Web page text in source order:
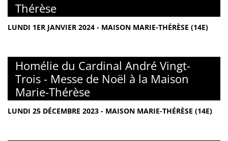
Thérèse
LUNDI 1ER JANVIER 2024 - MAISON MARIE-THÉRÈSE (14E)
Homélie du Cardinal André Vingt-
Trois - Messe de Noël à la Maison
Marie-Thérèse
LUNDI 25 DÉCEMBRE 2023 - MAISON MARIE-THÉRÈSE (14E)